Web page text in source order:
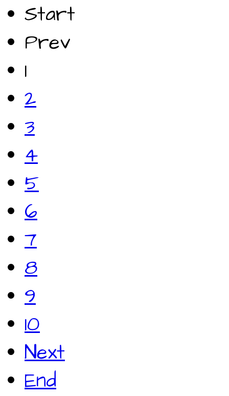
Start
Prev
1
2
3
4
5
6
7
8
9
10
Next
End